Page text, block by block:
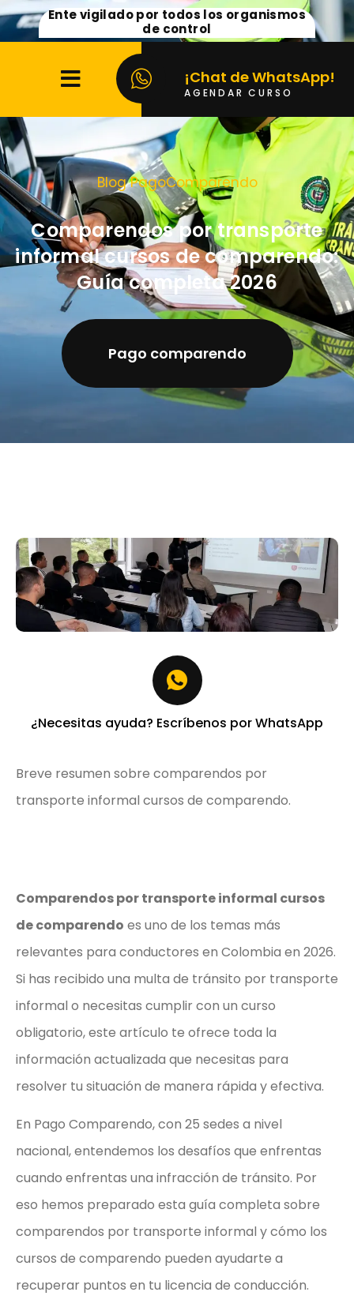
Ente vigilado por todos los organismos
de control
¡Chat de WhatsApp!
AGENDAR CURSO
Blog PagoComparendo
Comparendos por transporte
informal cursos de comparendo:
Guía completa 2026
Pago comparendo
¿Necesitas ayuda? Escríbenos por WhatsApp
Breve resumen sobre comparendos por
transporte informal cursos de comparendo.
Comparendos por transporte informal cursos
de comparendo es uno de los temas más
relevantes para conductores en Colombia en 2026.
Si has recibido una multa de tránsito por transporte
informal o necesitas cumplir con un curso
obligatorio, este artículo te ofrece toda la
información actualizada que necesitas para
resolver tu situación de manera rápida y efectiva.
En Pago Comparendo, con 25 sedes a nivel
nacional, entendemos los desafíos que enfrentas
cuando enfrentas una infracción de tránsito. Por
eso hemos preparado esta guía completa sobre
comparendos por transporte informal y cómo los
cursos de comparendo pueden ayudarte a
recuperar puntos en tu licencia de conducción.